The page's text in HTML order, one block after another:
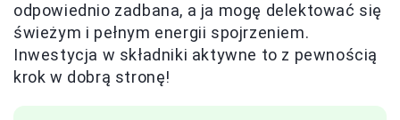
odpowiednio zadbana, a ja mogę delektować się
świeżym i pełnym energii spojrzeniem.
Inwestycja w składniki aktywne to z pewnością
krok w dobrą stronę!